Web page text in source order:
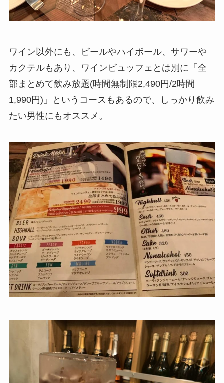
ワイン以外にも、ビールやハイボール、サワーや
カクテルもあり、ワインビュッフェとは別に「全
部まとめて飲み放題(時間無制限2,490円/2時間
1,990円)」というコースもあるので、しっかり飲み
たい男性にもオススメ。